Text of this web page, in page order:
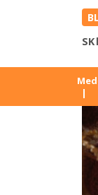
SK